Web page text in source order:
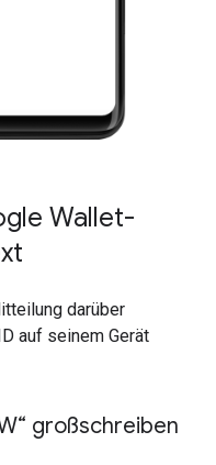
Wallet-
darüber
auf seinem Gerät
großschreiben